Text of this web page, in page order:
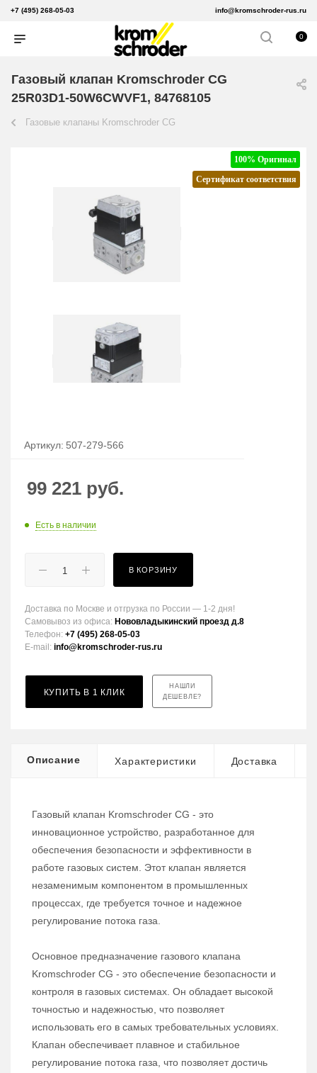
+7 (495) 268-05-03 info@kromschroder-rus.ru
0
Газовый клапан Kromschroder CG
25R03D1-50W6CWVF1, 84768105
Газовые клапаны Kromschroder CG
100% Оригинал
Сертификат соответствия
Артикул: 507-279-566
99 221 руб.
Есть в наличии
В КОРЗИНУ
Доставка по Москве и отгрузка по России — 1-2 дня!
Самовывоз из офиса: Нововладыкинский проезд д.8
Телефон: +7 (495) 268-05-03
E-mail: info@kromschroder-rus.ru
КУПИТЬ В 1 КЛИК
НАШЛИ
ДЕШЕВЛЕ?
Описание Характеристики Доставка
Газовый клапан Kromschroder CG - это
инновационное устройство, разработанное для
обеспечения безопасности и эффективности в
работе газовых систем. Этот клапан является
незаменимым компонентом в промышленных
процессах, где требуется точное и надежное
регулирование потока газа.
Основное предназначение газового клапана
Kromschroder CG - это обеспечение безопасности и
контроля в газовых системах. Он обладает высокой
точностью и надежностью, что позволяет
использовать его в самых требовательных условиях.
Клапан обеспечивает плавное и стабильное
регулирование потока газа, что позволяет достичь